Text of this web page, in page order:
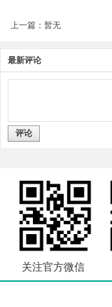
上一篇：暂无
最新评论
评论
关注官方微信